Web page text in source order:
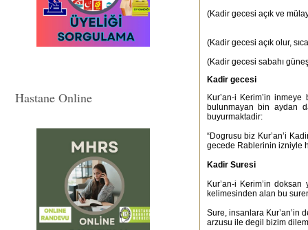
Hastane Online
(Kadir gecesi açık ve
(Kadir gecesi açık olur,
(Kadir gecesi sabahı
Kadir gecesi
Kur’an-i Kerim’in
bulunmayan bin aydan
buyurmaktadir:
“Dogrusu biz Kur’an’i
gecede Rablerinin izniyle
Kadir Suresi
Kur’an-i Kerim’in
kelimesinden alan bu
Sure, insanlara Kur’an’in
arzusu ile degil bizim